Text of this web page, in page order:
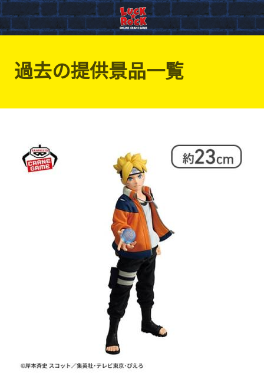
過去の提供景品一覧